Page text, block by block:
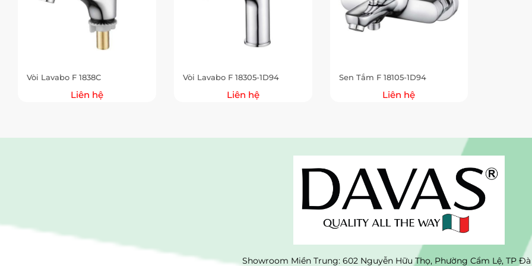
Vòi Lavabo F 1838C
Liên hệ
Vòi Lavabo F 18305-1D94
Liên hệ
Sen Tắm F 18105-1D94
Liên hệ
Showroom Miền Trung: 602 Nguyễn Hữu Thọ, Phường Cẩm Lệ, TP